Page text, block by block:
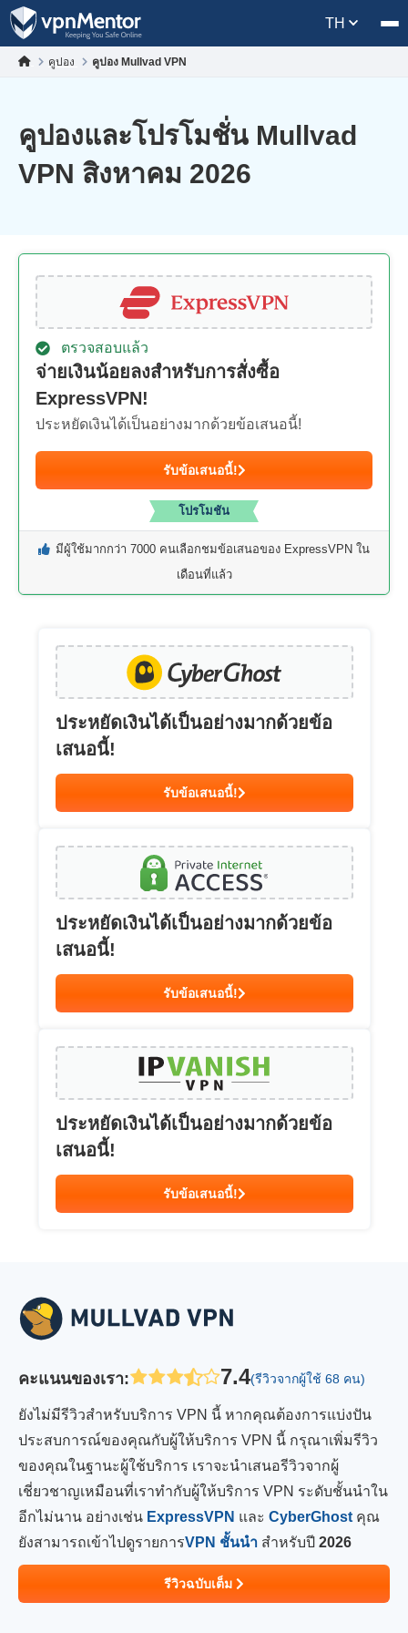
TH
คูปอง คูปอง Mullvad VPN
คูปองและโปรโมชั่น Mullvad
VPN สิงหาคม 2026
ตรวจสอบแล้ว
จ่ายเงินน้อยลงสำหรับการสั่งซื้อ
ExpressVPN!
ประหยัดเงินได้เป็นอย่างมากด้วยข้อเสนอนี้!
รับข้อเสนอนี้!
โปรโมชัน
มีผู้ใช้มากกว่า 7000 คนเลือกชมข้อเสนอของ ExpressVPN ใน
เดือนที่แล้ว
ประหยัดเงินได้เป็นอย่างมากด้วยข้อ
เสนอนี้!
รับข้อเสนอนี้!
ประหยัดเงินได้เป็นอย่างมากด้วยข้อ
เสนอนี้!
รับข้อเสนอนี้!
ประหยัดเงินได้เป็นอย่างมากด้วยข้อ
เสนอนี้!
รับข้อเสนอนี้!
คะแนนของเรา: 7.4(รีวิวจากผู้ใช้ 68 คน)
ยังไม่มีรีวิวสำหรับบริการ VPN นี้ หากคุณต้องการแบ่งปัน
ประสบการณ์ของคุณกับผู้ให้บริการ VPN นี้ กรุณาเพิ่มรีวิว
ของคุณในฐานะผู้ใช้บริการ เราจะนำเสนอรีวิวจากผู้
เชี่ยวชาญเหมือนที่เราทำกับผู้ให้บริการ VPN ระดับชั้นนำใน
อีกไม่นาน อย่างเช่น ExpressVPN และ CyberGhost คุณ
ยังสามารถเข้าไปดูรายการVPN ชั้นนำ สำหรับปี 2026
รีวิวฉบับเต็ม